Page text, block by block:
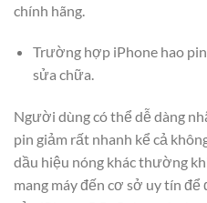
chính hãng.
Trường hợp iPhone hao
sửa chữa.
Người dùng có thể dễ dàng
pin giảm rất nhanh kể cả
dầu hiệu nóng khác thường
mang máy đến cơ sở uy tín